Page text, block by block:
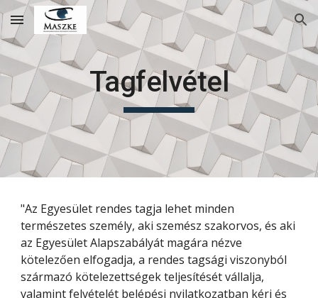
Skip to main content Skip to navigation
Tagfelvétel
"Az Egyesület rendes tagja lehet minden
természetes személy, aki szemész szakorvos, és aki
az Egyesület Alapszabályát magára nézve
kötelezően elfogadja, a rendes tagsági viszonyból
származó kötelezettségek teljesítését vállalja,
valamint felvételét belépési nyilatkozatban kéri és